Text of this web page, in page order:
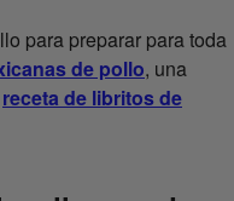
para preparar para toda
de pollo, una
receta de libritos de